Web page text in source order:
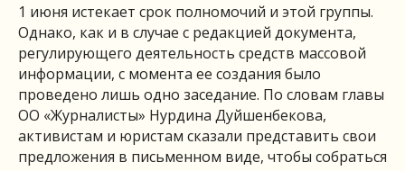
1 июня истекает срок полномочий и этой группы.
Однако, как и в случае с редакцией документа,
регулирующего деятельность средств массовой
информации, с момента ее создания было
проведено лишь одно заседание. По словам главы
ОО «Журналисты» Нурдина Дуйшенбекова,
активистам и юристам сказали представить свои
предложения в письменном виде, чтобы собраться